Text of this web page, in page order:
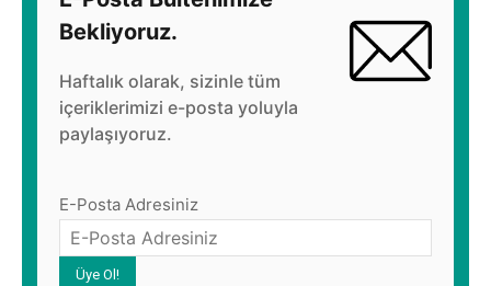
Bekliyoruz.
Haftalık olarak, sizinle tüm
içeriklerimizi e-posta yoluyla
paylaşıyoruz.
E-Posta Adresiniz